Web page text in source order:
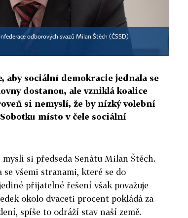
odborových svazů Milan Štěch (ČSSD)
aby sociální demokracie jednala se
dostanou, ale vzniklá koalice
si nemyslí, že by nízký volební
místo v čele sociální
si předseda Senátu Milan Štěch.
se všemi stranami, které se do
přijatelné řešení však považuje
okolo dvaceti procent pokládá za
spíše to odráží stav naší země.